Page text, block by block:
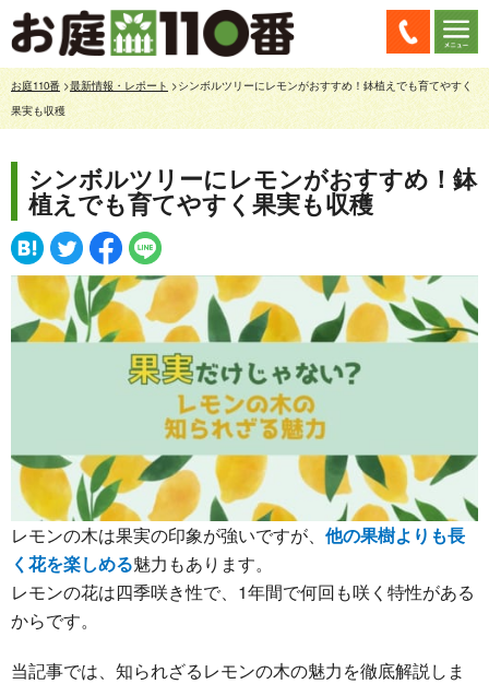
お庭110番>最新情報・レポート >シンボルツリーにレモンがおすすめ！鉢植えでも育てやすく
果実も収穫
シンボルツリーにレモンがおすすめ！鉢
植えでも育てやすく果実も収穫
レモンの木は果実の印象が強いですが、 他の果樹よりも長
く花を楽しめる魅力もあります。
レモンの花は四季咲き性で、1年間で何回も咲く特性がある
からです。
当記事では、知られざるレモンの木の魅力を徹底解説しま